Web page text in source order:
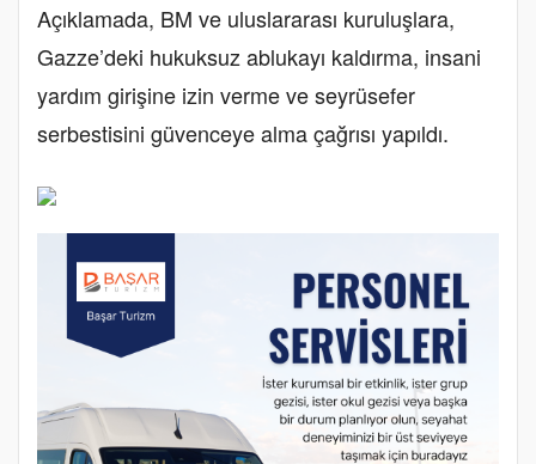
Açıklamada, BM ve uluslararası kuruluşlara,
Gazze’deki hukuksuz ablukayı kaldırma, insani
yardım girişine izin verme ve seyrüsefer
serbestisini güvenceye alma çağrısı yapıldı.